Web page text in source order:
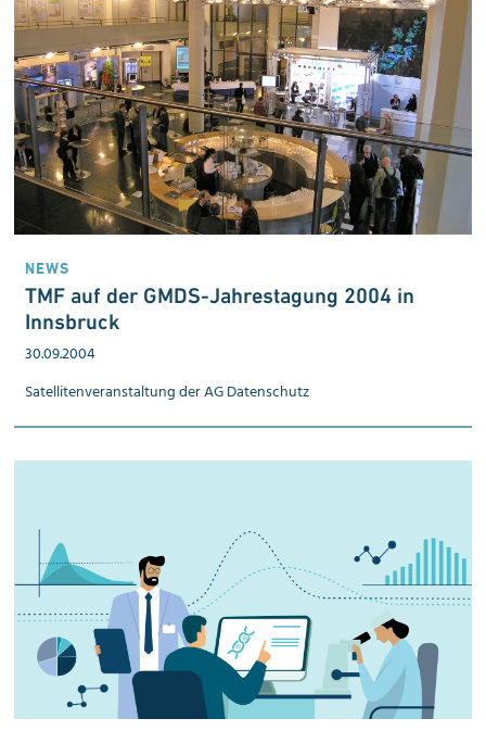
NEWS
TMF auf der GMDS-Jah­res­ta­gung 2004 in
Innsbruck
30.09.2004
Satellitenveranstaltung der AG Datenschutz